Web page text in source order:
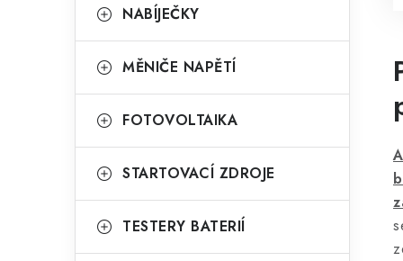
NABÍJEČKY
MĚNIČE NAPĚTÍ
FOTOVOLTAIKA
STARTOVACÍ ZDROJE
TESTERY BATERIÍ